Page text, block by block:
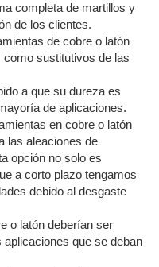
completa de martillos y
de los clientes.
de cobre o latón
sustitutivos de las
a que su dureza es
de aplicaciones.
en cobre o latón
las aleaciones de
opción no solo es
a corto plazo tengamos
debido al desgaste
o latón deberían ser
que se deban